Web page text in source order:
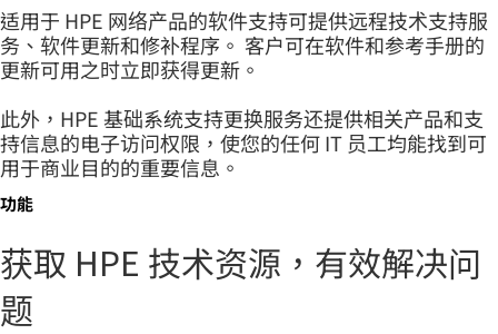
适用于 HPE 网络产品的软件支持可提供远程技术支持服
务、软件更新和修补程序。 客户可在软件和参考手册的
更新可用之时立即获得更新。
此外，HPE 基础系统支持更换服务还提供相关产品和支
持信息的电子访问权限，使您的任何 IT 员工均能找到可
用于商业目的的重要信息。
功能
获取 HPE 技术资源，有效解决问
题